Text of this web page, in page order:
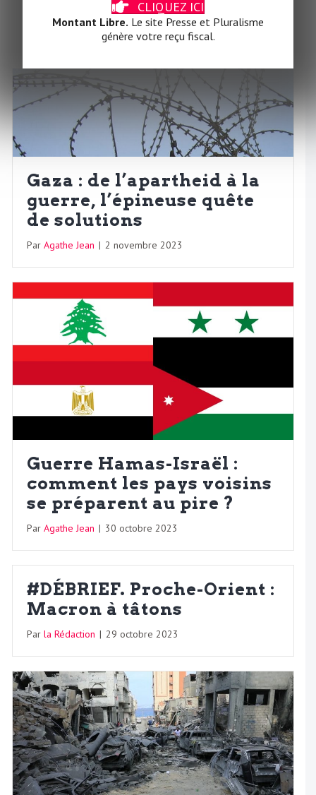
Gaza : de l’apartheid à la
guerre, l’épineuse quête
de solutions
Par Agathe Jean | 2 novembre 2023
Guerre Hamas-Israël :
comment les pays voisins
se préparent au pire ?
Par Agathe Jean | 30 octobre 2023
#DÉBRIEF. Proche-Orient :
Macron à tâtons
Par la Rédaction | 29 octobre 2023
CLIQUEZ ICI
Montant Libre. Le site Presse et Pluralisme
génère votre reçu fiscal.